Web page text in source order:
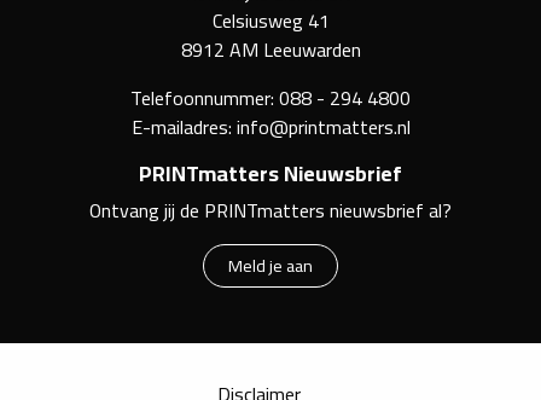
Celsiusweg 41
8912 AM Leeuwarden
Telefoonnummer:088 - 294 4800
E-mailadres:info@printmatters.nl
PRINTmatters Nieuwsbrief
Ontvang jij de PRINTmatters nieuwsbrief al?
Meld je aan